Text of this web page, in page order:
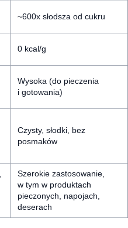
~600x słodsza od cukru
0 kcal/g
Wysoka (do pieczenia
i gotowania)
Czysty, słodki, bez
posmaków
Szerokie zastosowanie,
w tym w produktach
pieczonych, napojach,
deserach